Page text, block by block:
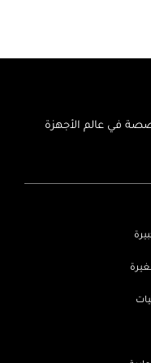
في عالم الأجهزة